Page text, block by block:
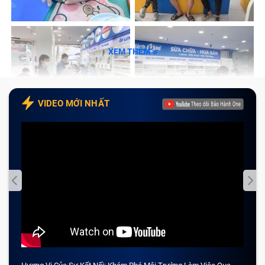
Dịch vụ thay màn hình Xiaomi Black Shark 4/4 Pro uy tín
tại Bảo Hành One
Thông số kỹ thuật màn hình điện
thoại Xiaomi Black Shark 4/4 Pro
số làm mới cao, giúp tăng cường trải nghiệm chơi
tiết cao, làm tăng trải nghiệm khi xem video, chơi
XEM THÊM
VIDEO MỚI NHẤT